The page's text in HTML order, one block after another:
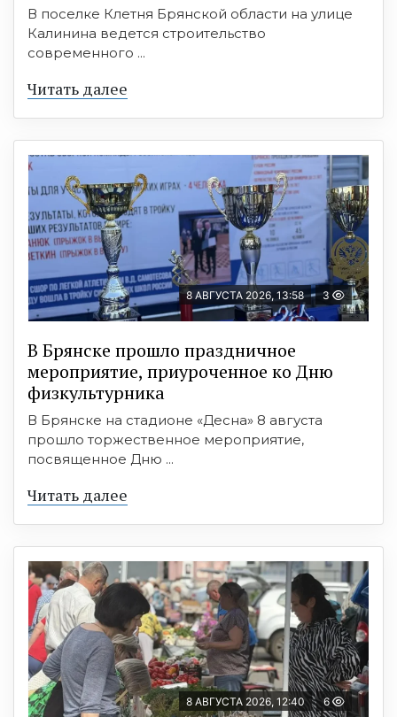
В поселке Клетня Брянской области на улице
Калинина ведется строительство
современного ...
Читать далее
8 АВГУСТА 2026, 13:58 3
В Брянске прошло праздничное
мероприятие, приуроченное ко Дню
физкультурника
В Брянске на стадионе «Десна» 8 августа
прошло торжественное мероприятие,
посвященное Дню ...
Читать далее
8 АВГУСТА 2026, 12:40 6